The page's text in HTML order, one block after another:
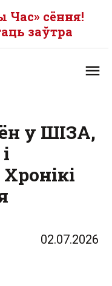
сёння!
заўтра
у ШІЗА,
02.07.2026